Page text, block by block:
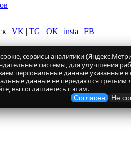
| VK | TG | OK | insta | FB
сервисы аналитики
системы, для улучшения
персональные данные указанные
данные не передаются третьим
вы соглашаетесь с этим.
Согласен Не